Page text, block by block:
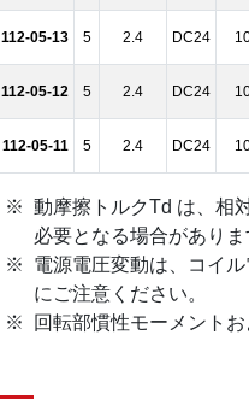
112-05-13 5 2.4 DC24
112-05-12 5 2.4 DC24
112-05-11 5 2.4 DC24
動摩擦トルクTd は、相
必要となる場合がありま
電源電圧変動は、コイ
にご注意ください。
回転部慣性モーメント